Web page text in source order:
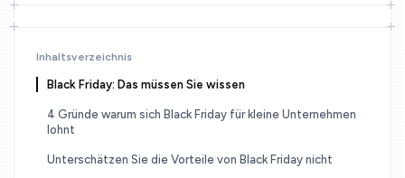
Inhaltsverzeichnis
Black Friday: Das müssen Sie wissen
4 Gründe warum sich Black Friday für kleine Unternehmen
lohnt
Unterschätzen Sie die Vorteile von Black Friday nicht